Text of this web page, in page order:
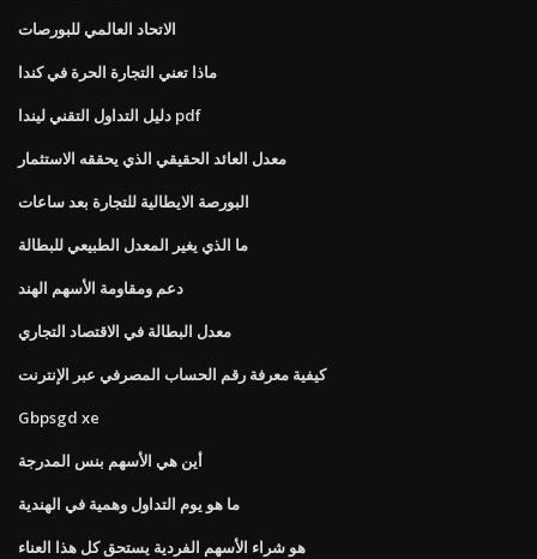
الاتحاد العالمي للبورصات
ماذا تعني التجارة الحرة في كندا
دليل التداول التقني ليندا pdf
معدل العائد الحقيقي الذي يحققه الاستثمار
البورصة الايطالية للتجارة بعد ساعات
ما الذي يغير المعدل الطبيعي للبطالة
دعم ومقاومة الأسهم الهند
معدل البطالة في الاقتصاد التجاري
كيفية معرفة رقم الحساب المصرفي عبر الإنترنت
Gbpsgd xe
أين هي الأسهم بنس المدرجة
ما هو يوم التداول وهمية في الهندية
هو شراء الأسهم الفردية يستحق كل هذا العناء